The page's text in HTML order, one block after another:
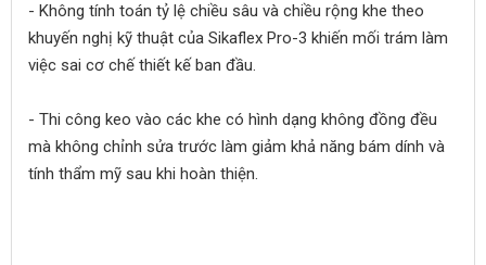
- Không tính toán tỷ lệ chiều sâu và chiều rộng khe theo
khuyến nghị kỹ thuật của Sikaflex Pro-3 khiến mối trám làm
việc sai cơ chế thiết kế ban đầu.
- Thi công keo vào các khe có hình dạng không đồng đều
mà không chỉnh sửa trước làm giảm khả năng bám dính và
tính thẩm mỹ sau khi hoàn thiện.